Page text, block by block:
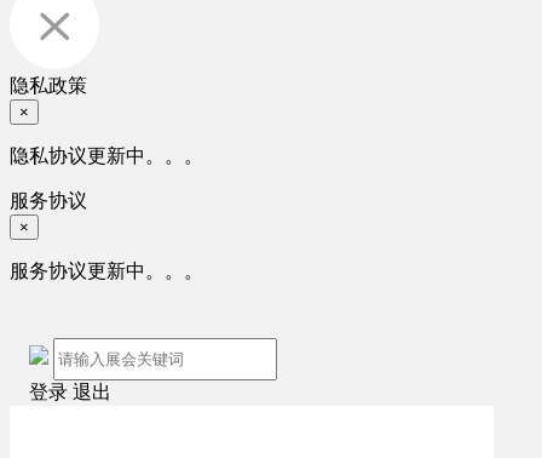
隐私政策
×
隐私协议更新中。。。
服务协议
×
服务协议更新中。。。
登录 退出